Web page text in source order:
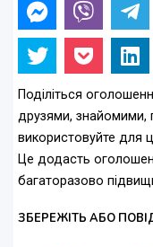
Поділіться
друзями, знайомими,
використовуйте для
Це додасть
багаторазово
ЗБЕРЕЖІТЬ АБО